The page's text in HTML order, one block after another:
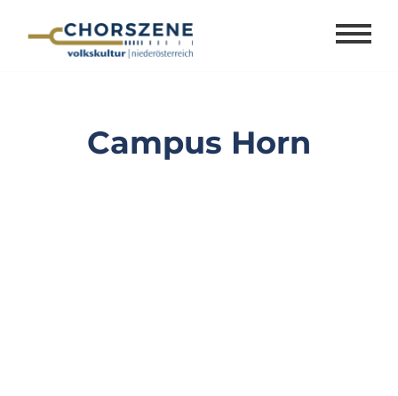
Campus Horn